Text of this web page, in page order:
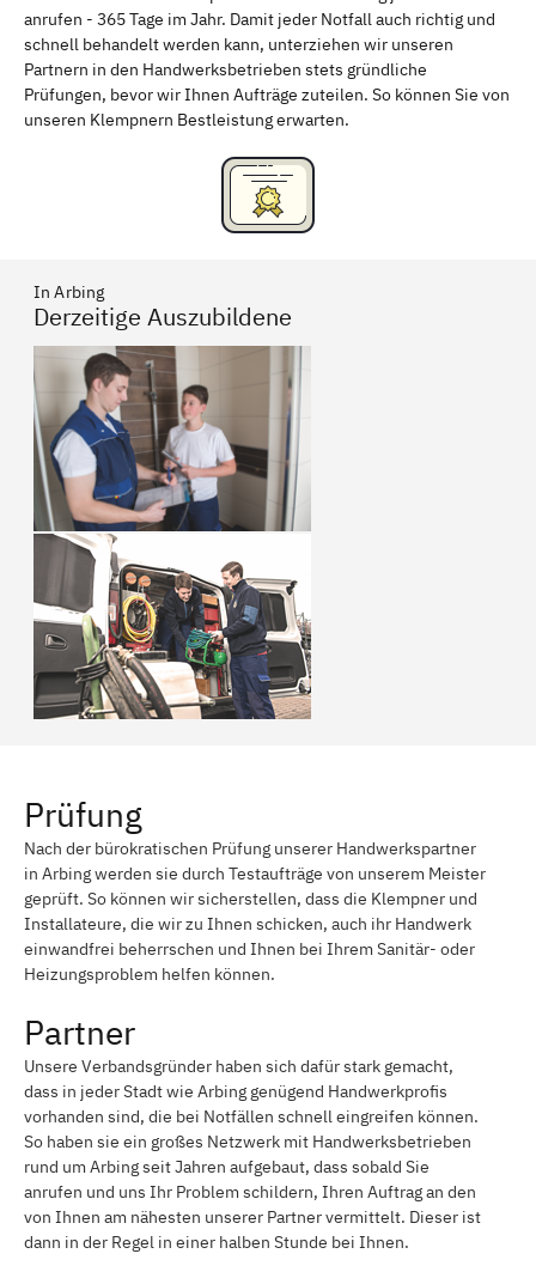
Freising Rudelsdorf, Mittelfranken
anrufen - 365 Tage im Jahr. Damit jeder Notfall auch richtig und
schnell behandelt werden kann, unterziehen wir unseren
Partnern in den Handwerksbetrieben stets gründliche
Prüfungen, bevor wir Ihnen Aufträge zuteilen. So können Sie von
unseren Klempnern Bestleistung erwarten.
In Arbing
Derzeitige Auszubildene
Prüfung
Nach der bürokratischen Prüfung unserer Handwerkspartner
in Arbing werden sie durch Testaufträge von unserem Meister
geprüft. So können wir sicherstellen, dass die Klempner und
Installateure, die wir zu Ihnen schicken, auch ihr Handwerk
einwandfrei beherrschen und Ihnen bei Ihrem Sanitär- oder
Heizungsproblem helfen können.
Partner
Unsere Verbandsgründer haben sich dafür stark gemacht,
dass in jeder Stadt wie Arbing genügend Handwerkprofis
vorhanden sind, die bei Notfällen schnell eingreifen können.
So haben sie ein großes Netzwerk mit Handwerksbetrieben
rund um Arbing seit Jahren aufgebaut, dass sobald Sie
anrufen und uns Ihr Problem schildern, Ihren Auftrag an den
von Ihnen am nähesten unserer Partner vermittelt. Dieser ist
dann in der Regel in einer halben Stunde bei Ihnen.